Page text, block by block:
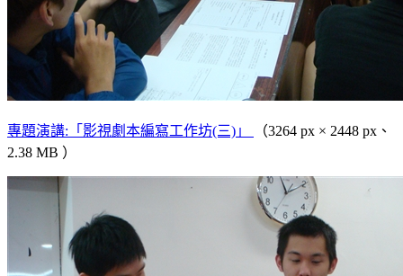
專題演講:「影視劇本編寫工作坊(三)」
（3264 px × 2448 px、
2.38 MB ）